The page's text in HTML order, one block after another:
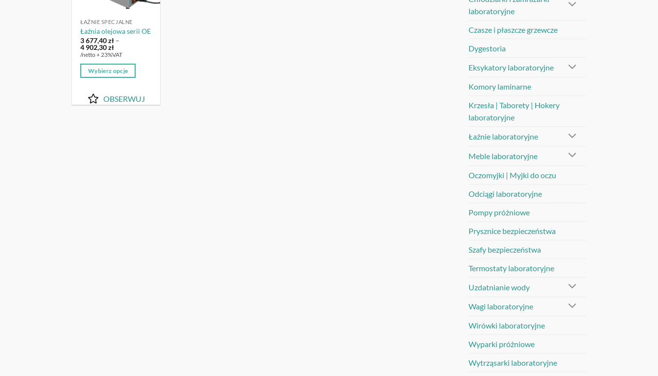
ŁAŹNIE SPECJALNE
Łaźnia olejowa serii OE
3 677,40zł –
4 902,30złZakres
cen:
3
677,40 zł
902,30 zł
/netto + 23%VAT
Wybierz opcje
produkt
ma
OBSERWUJ
laboratoryjne
Czasze i płaszcze grzewcze
Dygestoria
Eksykatory laboratoryjne
Komory laminarne
Krzesła | Taborety | Hokery
laboratoryjne
Łaźnie laboratoryjne
Meble laboratoryjne
Oczomyjki | Myjki do oczu
Odciągi laboratoryjne
Pompy próżniowe
Prysznice bezpieczeństwa
Szafy bezpieczeństwa
Termostaty laboratoryjne
Uzdatnianie wody
Wagi laboratoryjne
Wirówki laboratoryjne
Wyparki próżniowe
Wytrząsarki laboratoryjne